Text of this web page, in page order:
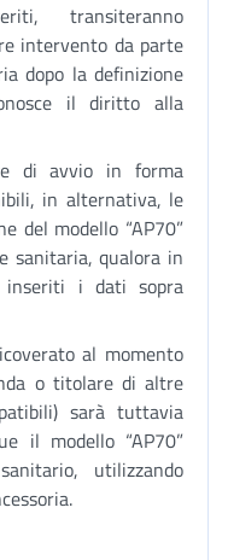
transiteranno
intervento da parte
dopo la definizione
il diritto alla
di avvio in forma
in alternativa, le
del modello “AP70”
sanitaria, qualora in
inseriti i dati sopra
al momento
o titolare di altre
sarà tuttavia
il modello “AP70”
utilizzando